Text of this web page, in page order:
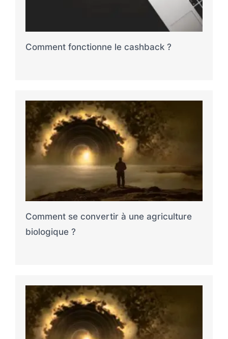
Comment fonctionne le cashback ?
Comment se convertir à une agriculture
biologique ?